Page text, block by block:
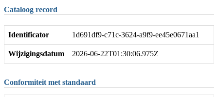
Cataloog record
Identificator 1d691df9-c71c-3624-a9f9-ee45e0671aa1
Wijzigingsdatum 2026-06-22T01:30:06.975Z
Conformiteit met standaard